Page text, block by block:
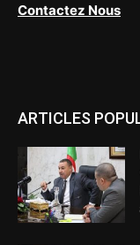
Contactez Nous
ARTICLES